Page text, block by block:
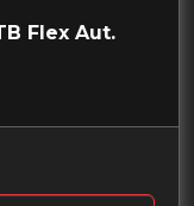
Flex Aut.